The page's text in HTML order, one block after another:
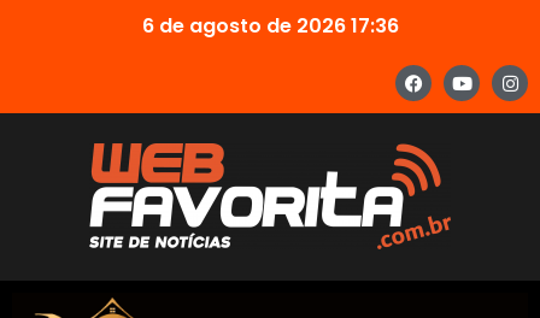
6 de agosto de 2026 17:36